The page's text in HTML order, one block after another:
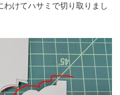
わけてハサミで切り取りまし